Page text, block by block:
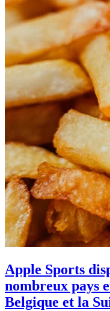
Apple Sports
nombreux pays
Belgique et la